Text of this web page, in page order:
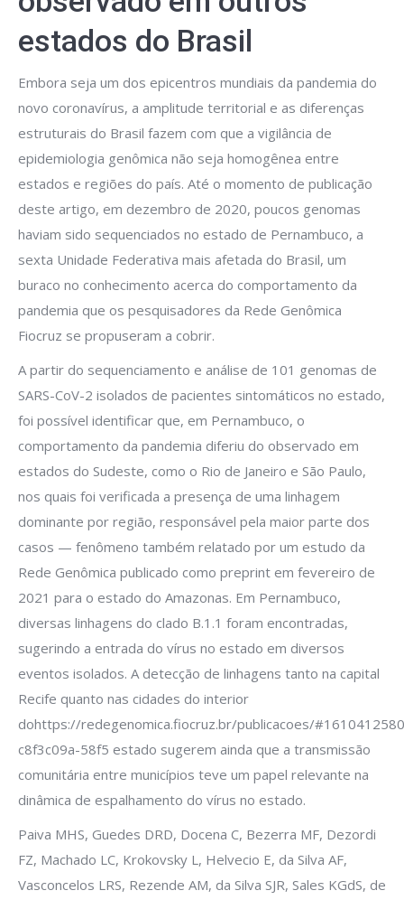
estados do Brasil
Embora seja um dos epicentros mundiais da pandemia do
novo coronavírus, a amplitude territorial e as diferenças
estruturais do Brasil fazem com que a vigilância de
epidemiologia genômica não seja homogênea entre
estados e regiões do país. Até o momento de publicação
deste artigo, em dezembro de 2020, poucos genomas
haviam sido sequenciados no estado de Pernambuco, a
sexta Unidade Federativa mais afetada do Brasil, um
buraco no conhecimento acerca do comportamento da
pandemia que os pesquisadores da Rede Genômica
Fiocruz se propuseram a cobrir.
A partir do sequenciamento e análise de 101 genomas de
SARS-CoV-2 isolados de pacientes sintomáticos no estado,
foi possível identificar que, em Pernambuco, o
comportamento da pandemia diferiu do observado em
estados do Sudeste, como o Rio de Janeiro e São Paulo,
nos quais foi verificada a presença de uma linhagem
dominante por região, responsável pela maior parte dos
casos — fenômeno também relatado por um estudo da
Rede Genômica publicado como preprint em fevereiro de
2021 para o estado do Amazonas. Em Pernambuco,
diversas linhagens do clado B.1.1 foram encontradas,
sugerindo a entrada do vírus no estado em diversos
eventos isolados. A detecção de linhagens tanto na capital
Recife quanto nas cidades do interior
dohttps://redegenomica.fiocruz.br/publicacoes/
c8f3c09a-58f5 estado sugerem ainda que a transmissão
comunitária entre municípios teve um papel relevante na
dinâmica de espalhamento do vírus no estado.
Paiva MHS, Guedes DRD, Docena C, Bezerra MF, Dezordi
FZ, Machado LC, Krokovsky L, Helvecio E, da Silva AF,
Vasconcelos LRS, Rezende AM, da Silva SJR, Sales KGdS, de